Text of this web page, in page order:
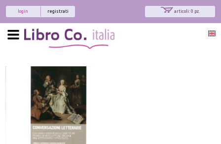
articoli: 0 pz.
registrati
login